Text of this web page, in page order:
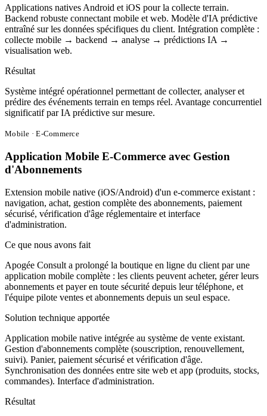
Applications natives Android et iOS pour la collecte terrain.
Backend robuste connectant mobile et web. Modèle d'IA prédictive
entraîné sur les données spécifiques du client. Intégration complète :
collecte mobile → backend → analyse → prédictions IA →
visualisation web.
Résultat
Système intégré opérationnel permettant de collecter, analyser et
prédire des événements terrain en temps réel. Avantage concurrentiel
significatif par IA prédictive sur mesure.
Mobile · E-Commerce
Application Mobile E-Commerce avec Gestion
d'Abonnements
Extension mobile native (iOS/Android) d'un e-commerce existant :
navigation, achat, gestion complète des abonnements, paiement
sécurisé, vérification d'âge réglementaire et interface
d'administration.
Ce que nous avons fait
Apogée Consult a prolongé la boutique en ligne du client par une
application mobile complète : les clients peuvent acheter, gérer leurs
abonnements et payer en toute sécurité depuis leur téléphone, et
l'équipe pilote ventes et abonnements depuis un seul espace.
Solution technique apportée
Application mobile native intégrée au système de vente existant.
Gestion d'abonnements complète (souscription, renouvellement,
suivi). Panier, paiement sécurisé et vérification d'âge.
Synchronisation des données entre site web et app (produits, stocks,
commandes). Interface d'administration.
Résultat